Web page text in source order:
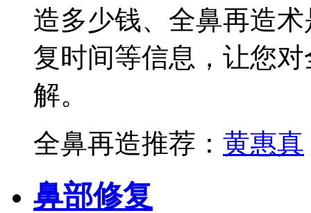
造多少钱、全鼻再造
复时间等信息，让您
解。
全鼻再造推荐： 黄惠真
鼻部修复